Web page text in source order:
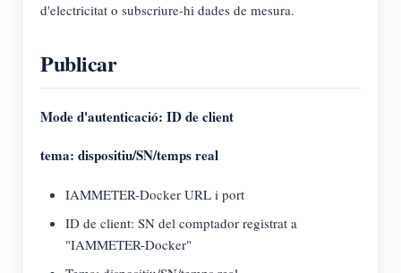
d'electricitat o subscriure-hi dades de mesura.
Publicar
Mode d'autenticació: ID de client
tema: dispositiu/SN/temps real
IAMMETER-Docker URL i port
ID de client: SN del comptador registrat a
"IAMMETER-Docker"